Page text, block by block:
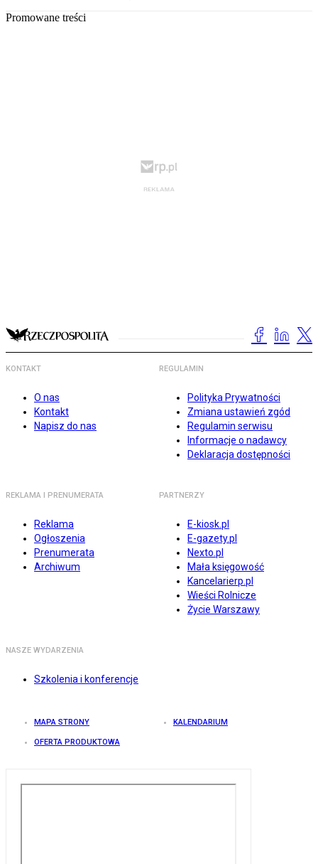
Promowane treści
KONTAKT
O nas
Kontakt
Napisz do nas
REGULAMIN
Polityka Prywatności
Zmiana ustawień zgód
Regulamin serwisu
Informacje o nadawcy
Deklaracja dostępności
REKLAMA I PRENUMERATA
Reklama
Ogłoszenia
Prenumerata
Archiwum
PARTNERZY
E-kiosk.pl
E-gazety.pl
Nexto.pl
Mała księgowość
Kancelarierp.pl
Wieści Rolnicze
Życie Warszawy
NASZE WYDARZENIA
Szkolenia i konferencje
MAPA STRONY KALENDARIUM
OFERTA PRODUKTOWA